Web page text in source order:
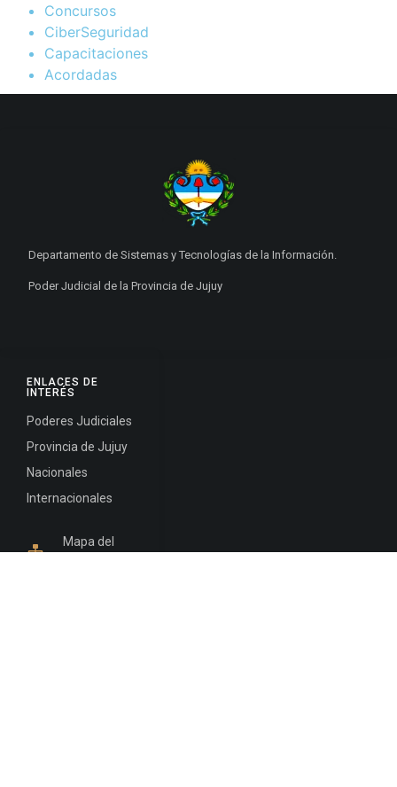
Concursos
CiberSeguridad
Capacitaciones
Acordadas
ENLACES DE
INTERÉS
Poderes Judiciales
Provincia de Jujuy
Nacionales
Internacionales
Mapa del
Departamento de Sistemas y Tecnologías de la Información.
Poder Judicial de la Provincia de Jujuy